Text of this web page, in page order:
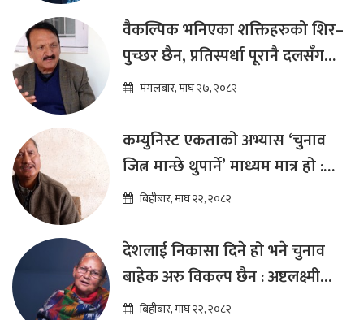
वैकल्पिक भनिएका शक्तिहरुको शिर–
पुच्छर छैन, प्रतिस्पर्धा पूरानै दलसँग
हुन्छ : डा.प्रकाश शरण महत
मंगलबार, माघ २७, २०८२
कम्युनिस्ट एकताको अभ्यास ‘चुनाव
जित्न मान्छे थुपार्ने’ माध्यम मात्र हो :
विप्लव
बिहीबार, माघ २२, २०८२
देशलाई निकासा दिने हो भने चुनाव
बाहेक अरु विकल्प छैन : अष्टलक्ष्मी
शाक्यबिहीबार, माघ २२, २०८२